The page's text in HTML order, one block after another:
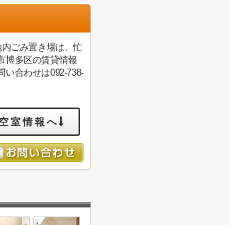
ごみ置き場は、忙
博多区の賃貸情報
い合わせは092-738-
空室情報へ